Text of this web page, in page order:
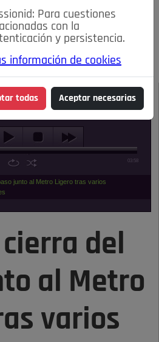
Estilo de Vida
Opinión IN
Pozuelo de Alarcón
🔴 En Directo
noticia:
03:58
junto al Metro Ligero tras varios
del
al Metro
varios
Para cuestiones
con la
y persistencia.
información de cookies
todas Aceptar necesarias